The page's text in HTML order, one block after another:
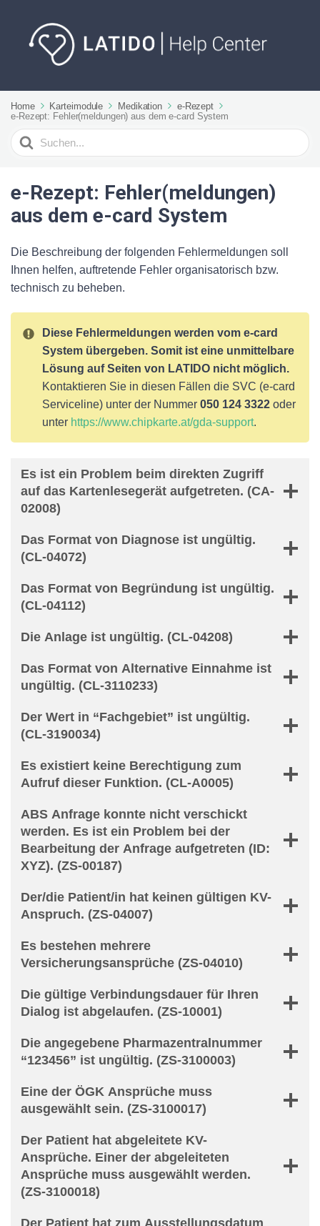
Home Karteimodule Medikation
e-Rezept
e-Rezept: Fehler(meldungen) aus dem e-card System
Suchen
nach
e-Rezept: Fehler(meldungen)
aus dem e-card System
Die Beschreibung der folgenden Fehlermeldungen soll
Ihnen helfen, auftretende Fehler organisatorisch bzw.
technisch zu beheben.
Diese Fehlermeldungen werden vom e-card
System übergeben. Somit ist eine unmittelbare
Lösung auf Seiten von LATIDO nicht möglich.
Kontaktieren Sie in diesen Fällen die SVC (e-card
Serviceline) unter der Nummer 050 124 3322 oder
unter https://www.chipkarte.at/gda-support.
Es ist ein Problem beim direkten Zugriff
auf das Kartenlesegerät aufgetreten. (CA-
02008)
Das Format von Diagnose ist ungültig.
(CL-04072)
Das Format von Begründung ist ungültig.
(CL-04112)
Die Anlage ist ungültig. (CL-04208)
Das Format von Alternative Einnahme ist
ungültig. (CL-3110233)
Der Wert in “Fachgebiet” ist ungültig.
(CL-3190034)
Es existiert keine Berechtigung zum
Aufruf dieser Funktion. (CL-A0005)
ABS Anfrage konnte nicht verschickt
werden. Es ist ein Problem bei der
Bearbeitung der Anfrage aufgetreten (ID:
XYZ). (ZS-00187)
Der/die Patient/in hat keinen gültigen KV-
Anspruch. (ZS-04007)
Es bestehen mehrere
Versicherungsansprüche (ZS-04010)
Die gültige Verbindungsdauer für Ihren
Dialog ist abgelaufen. (ZS-10001)
Die angegebene Pharmazentralnummer
“123456” ist ungültig. (ZS-3100003)
Eine der ÖGK Ansprüche muss
ausgewählt sein. (ZS-3100017)
Der Patient hat abgeleitete KV-
Ansprüche. Einer der abgeleiteten
Ansprüche muss ausgewählt werden.
(ZS-3100018)
Der Patient hat zum Ausstellungsdatum